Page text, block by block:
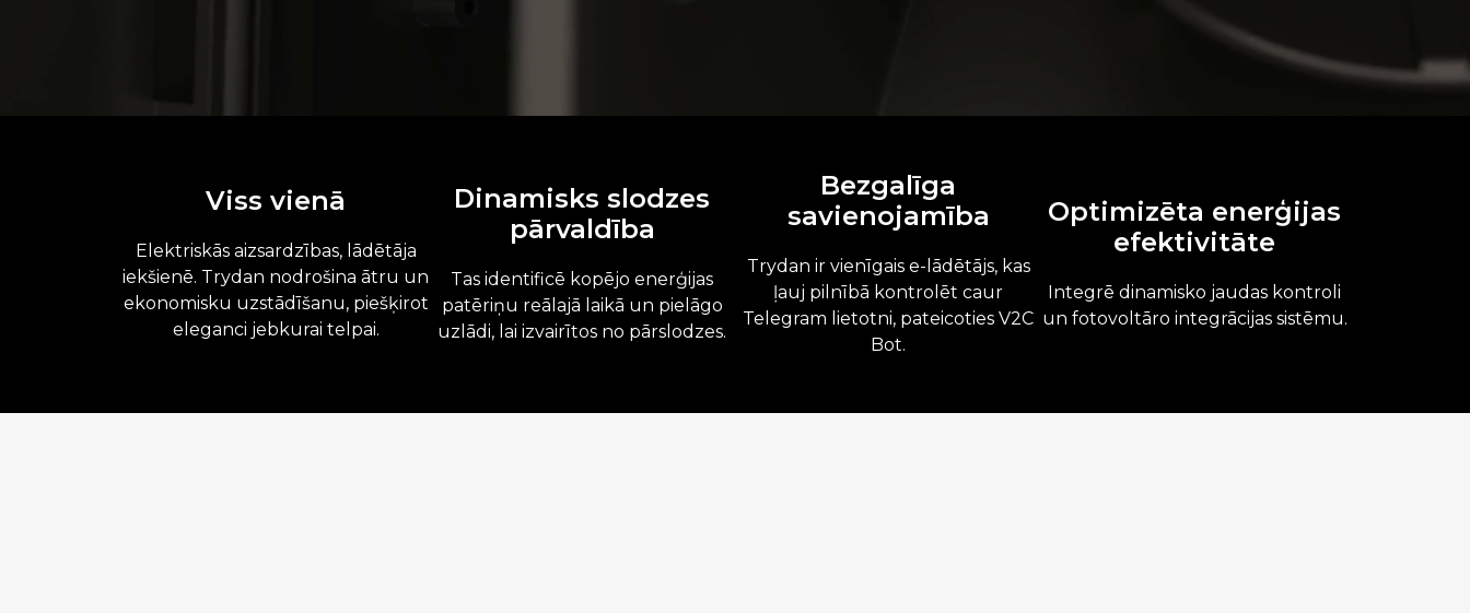
Viss vienā
Elektriskās aizsardzības, lādētāja
iekšienē. Trydan nodrošina ātru un
ekonomisku uzstādīšanu, piešķirot
eleganci jebkurai telpai.
Dinamisks slodzes
pārvaldība
Tas identificē kopējo enerģijas
patēriņu reālajā laikā un pielāgo
uzlādi, lai izvairītos no pārslodzes.
Bezgalīga
savienojamība
Trydan ir vienīgais e-lādētājs, kas
ļauj pilnībā kontrolēt caur
Telegram lietotni, pateicoties V2C
Bot.
Optimizēta enerģijas
efektivitāte
Integrē dinamisko jaudas kontroli
un fotovoltāro integrācijas sistēmu.